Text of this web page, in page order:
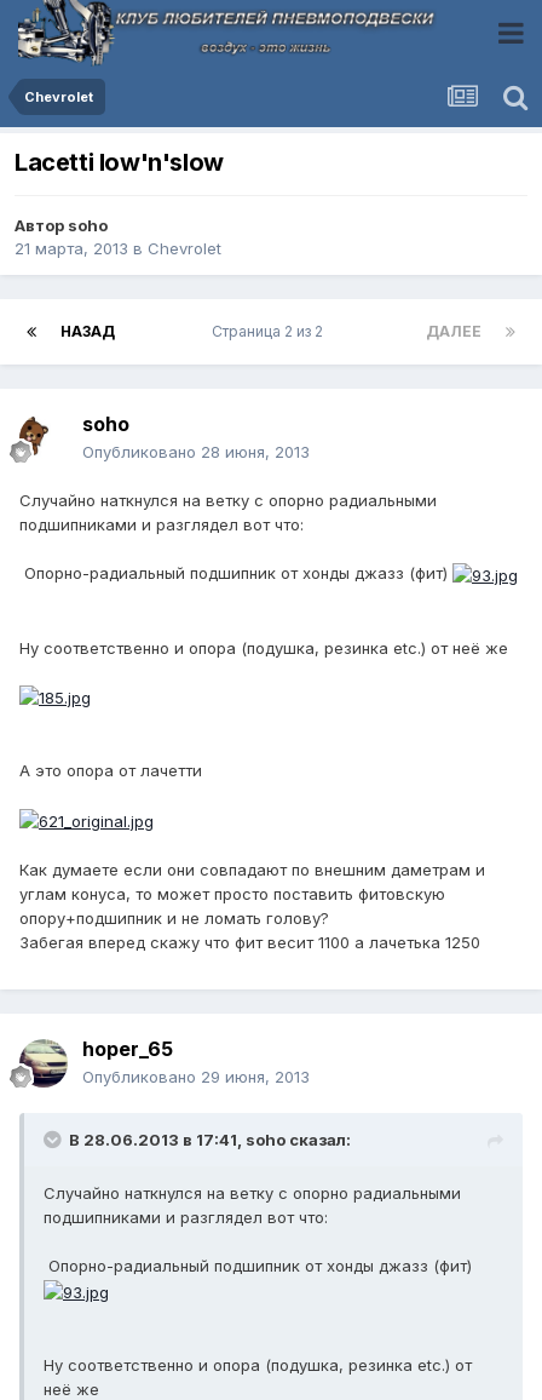
Chevrolet
Lacetti low'n'slow
Автор soho
21 марта, 2013 в Chevrolet
НАЗАД ДАЛЕЕ
Страница 2 из 2
soho
Опубликовано 28 июня, 2013
Случайно наткнулся на ветку с опорно радиальными
подшипниками и разглядел вот что:
Опорно-радиальный подшипник от хонды джазз (фит)
Ну соответственно и опора (подушка, резинка etc.) от неё же
А это опора от лачетти
Как думаете если они совпадают по внешним даметрам и
углам конуса, то может просто поставить фитовскую
опору+подшипник и не ломать голову?
Забегая вперед скажу что фит весит 1100 а лачетька 1250
hoper_65
Опубликовано 29 июня, 2013
В 28.06.2013 в 17:41, soho сказал:
Случайно наткнулся на ветку с опорно радиальными
подшипниками и разглядел вот что:
Опорно-радиальный подшипник от хонды джазз (фит)
Ну соответственно и опора (подушка, резинка etc.) от
неё же